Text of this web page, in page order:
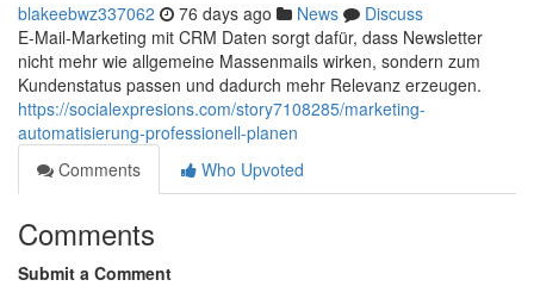
blakeebwz337062 76 days ago News
Discuss
E-Mail-Marketing mit CRM Daten sorgt dafür, dass Newsletter
nicht mehr wie allgemeine Massenmails wirken, sondern zum
Kundenstatus passen und dadurch mehr Relevanz erzeugen.
https://socialexpresions.com/story7108285/marketing-
automatisierung-professionell-planen
Comments
Who Upvoted
Comments
Submit a Comment